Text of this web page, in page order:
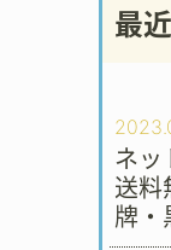
最
ネッ
送料
牌・